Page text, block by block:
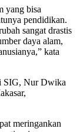
yang bisa
pendidikan.
sangat drastis
daya alam,
kata
SIG, Nur Dwika
meringankan